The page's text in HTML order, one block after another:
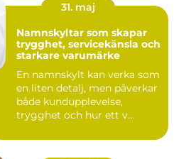
31. maj
Namnskyltar som skapar
trygghet, servicekänsla och
starkare varumärke
En namnskylt kan verka som
en liten detalj, men påverkar
både kundupplevelse,
trygghet och hur ett v...